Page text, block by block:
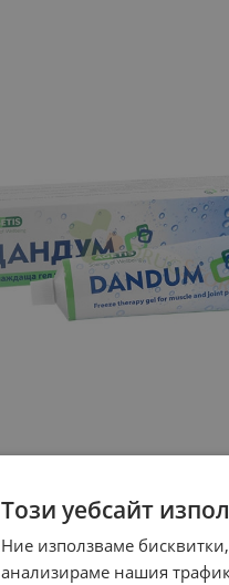
Този уебсайт
Ние използваме
анализираме нашия